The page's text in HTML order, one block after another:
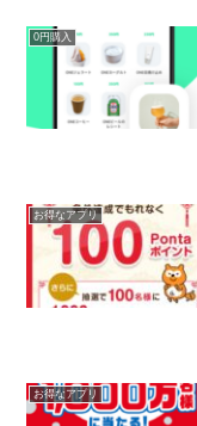
0円購入
お得なアプリ
お得なアプリ